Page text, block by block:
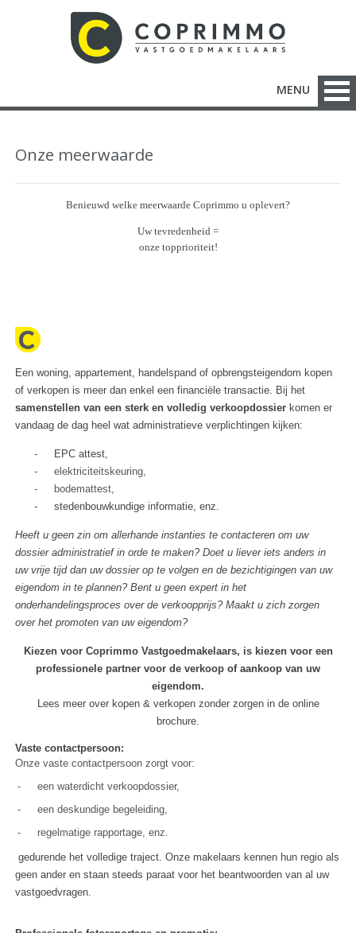
MENU
Onze meerwaarde
Benieuwd welke meerwaarde Coprimmo u oplevert?
Uw tevredenheid =
onze topprioriteit!
Een woning, appartement, handelspand of opbrengsteigendom kopen
of verkopen is meer dan enkel een financiële transactie. Bij het
samenstellen van een sterk en volledig verkoopdossier komen er
vandaag de dag heel wat administratieve verplichtingen kijken:
-
EPC attest,
-
elektriciteitskeuring,
-
bodemattest,
-
stedenbouwkundige informatie, enz.
Heeft u geen zin om allerhande instanties te contacteren om uw
dossier administratief in orde te maken? Doet u liever iets anders in
uw vrije tijd dan uw dossier op te volgen en de bezichtigingen van uw
eigendom in te plannen? Bent u geen expert in het
onderhandelingsproces over de verkoopprijs? Maakt u zich zorgen
over het promoten van uw eigendom?
Kiezen voor Coprimmo Vastgoedmakelaars, is kiezen voor een
professionele partner voor de verkoop of aankoop van uw
eigendom.
Lees meer over kopen & verkopen zonder zorgen in de online
brochure.
Vaste contactpersoon:
Onze vaste contactpersoon zorgt voor:
-
een waterdicht verkoopdossier,
-
een deskundige begeleiding,
-
regelmatige rapportage, enz.
gedurende het volledige traject.Onze makelaars kennen hun regio als
geen ander en staan steeds paraat voor het beantwoorden van al uw
vastgoedvragen.